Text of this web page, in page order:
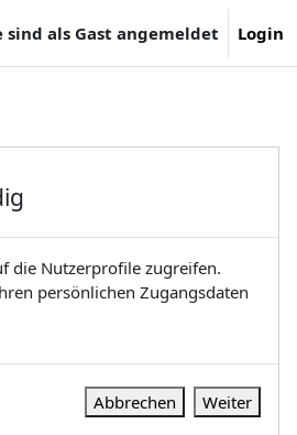
sind als Gast angemeldet Login
die Nutzerprofile zugreifen.
persönlichen Zugangsdaten
Abbrechen Weiter